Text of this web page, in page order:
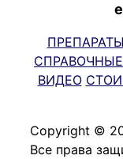
ПРЕПАРАТЫ
ВИДЕО
Copyright ©
Все права